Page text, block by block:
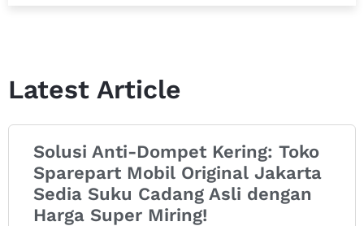
Latest Article
Solusi Anti-Dompet Kering: Toko
Sparepart Mobil Original Jakarta
Sedia Suku Cadang Asli dengan
Harga Super Miring!